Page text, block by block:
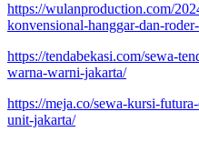
https://wulanproduction.com/
konvensional-hanggar-dan-
https://tendabekasi.com/sewa-
warna-warni-jakarta/
https://meja.co/sewa-kursi-
unit-jakarta/